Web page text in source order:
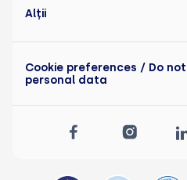
Alții
Cookie preferences / Do
personal data